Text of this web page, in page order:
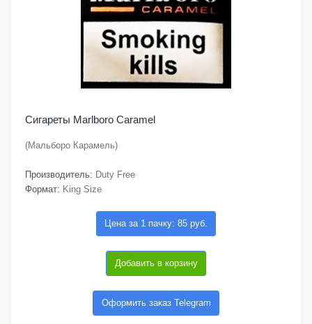
Сигареты Marlboro Caramel
(Мальборо Карамель)
Производитель: Duty Free
Формат: King Size
Цена за 1 пачку: 85 руб.
Добавить в корзину
Оформить заказ Telegram